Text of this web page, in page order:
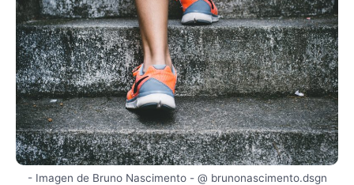
- Imagen de Bruno Nascimento - @ brunonascimento.dsgn